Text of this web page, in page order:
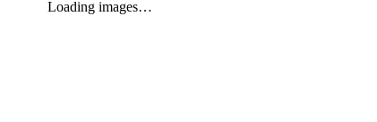
Loading images…